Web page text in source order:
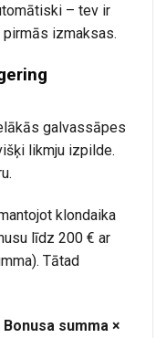
– tev ir
izmaksas.
galvassāpes
likmju izpilde.
klondaika
līdz 200 € ar
Tātad
summa ×